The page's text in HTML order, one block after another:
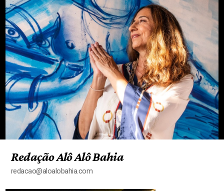
Redação Alô Alô Bahia
redacao@aloalobahia.com